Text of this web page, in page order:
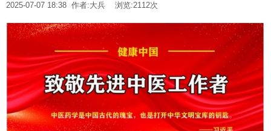
2025-07-07 18:38 作者:大兵 浏览:2112次